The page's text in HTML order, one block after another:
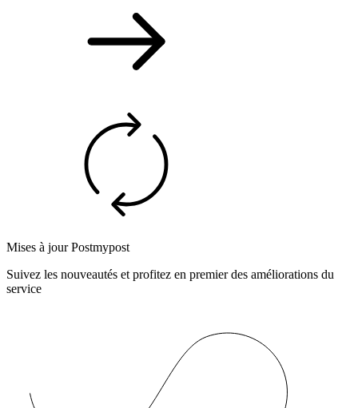
Mises à jour Postmypost
Suivez les nouveautés et profitez en premier des améliorations du
service